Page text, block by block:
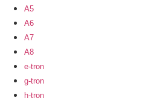
A5
A6
A7
A8
e-tron
g-tron
h-tron